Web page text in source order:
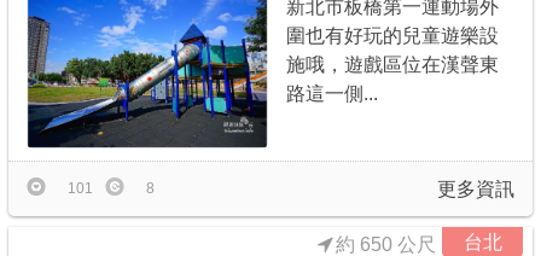
新北市板橋第一運動場外
圍也有好玩的兒童遊樂設
施哦，遊戲區位在漢聲東
路這一側...
更多資訊
101 8
台北
約 650 公尺